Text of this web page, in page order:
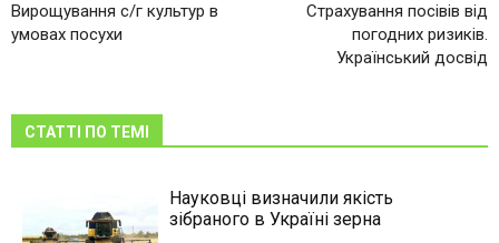
Вирощування с/г культур в
умовах посухи
Страхування посівів від
погодних ризиків.
Український досвід
СТАТТІ ПО ТЕМІ
Науковці визначили якість
зібраного в Україні зерна